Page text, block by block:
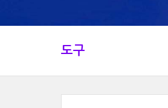
도구